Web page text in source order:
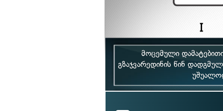
მოცემული
გზაჯვარედინის წინ